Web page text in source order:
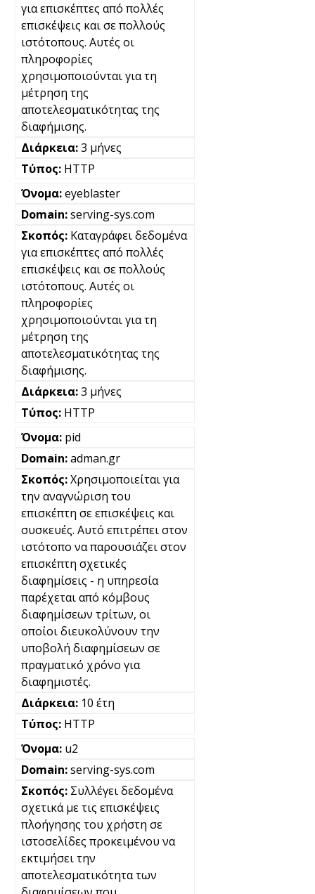
για επισκέπτες από πολλές
επισκέψεις και σε πολλούς
ιστότοπους. Αυτές οι
πληροφορίες
χρησιμοποιούνται για τη
μέτρηση της
αποτελεσματικότητας της
διαφήμισης.
3 μήνες
HTTP
eyeblaster
serving-sys.com
Καταγράφει δεδομένα
για επισκέπτες από πολλές
επισκέψεις και σε πολλούς
ιστότοπους. Αυτές οι
πληροφορίες
χρησιμοποιούνται για τη
μέτρηση της
αποτελεσματικότητας της
διαφήμισης.
3 μήνες
HTTP
pid
adman.gr
Χρησιμοποιείται για
την αναγνώριση του
επισκέπτη σε επισκέψεις και
συσκευές. Αυτό επιτρέπει στον
ιστότοπο να παρουσιάζει στον
επισκέπτη σχετικές
διαφημίσεις - η υπηρεσία
παρέχεται από κόμβους
διαφημίσεων τρίτων, οι
οποίοι διευκολύνουν την
υποβολή διαφημίσεων σε
πραγματικό χρόνο για
διαφημιστές.
10 έτη
HTTP
u2
serving-sys.com
Συλλέγει δεδομένα
σχετικά με τις επισκέψεις
πλοήγησης του χρήστη σε
ιστοσελίδες προκειμένου να
εκτιμήσει την
αποτελεσματικότητα των